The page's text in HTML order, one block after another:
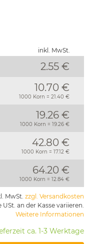
inkl. MwSt.
2.55€
10.70 €
1000 Korn = 21.40 €
19.26 €
1000 Korn = 19.26 €
42.80 €
1000 Korn = 17.12 €
64.20 €
1000 Korn = 12.84 €
MwSt. zzgl. Versandkosten
an der Kasse variieren.
Weitere Informationen
ca. 1-3 Werktage